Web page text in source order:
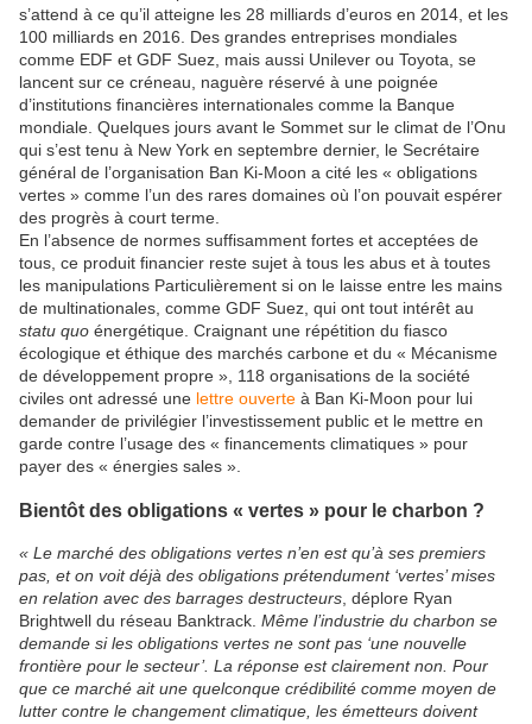
s’attend à ce qu’il atteigne les 28 milliards d’euros en 2014, et les
100 milliards en 2016. Des grandes entreprises mondiales
comme EDF et GDF Suez, mais aussi Unilever ou Toyota, se
lancent sur ce créneau, naguère réservé à une poignée
d’institutions financières internationales comme la Banque
mondiale. Quelques jours avant le Sommet sur le climat de l’Onu
qui s’est tenu à New York en septembre dernier, le Secrétaire
général de l’organisation Ban Ki-Moon a cité les « obligations
vertes » comme l’un des rares domaines où l’on pouvait espérer
des progrès à court terme.
En l’absence de normes suffisamment fortes et acceptées de
tous, ce produit financier reste sujet à tous les abus et à toutes
les manipulations Particulièrement si on le laisse entre les mains
de multinationales, comme GDF Suez, qui ont tout intérêt au
statu quo énergétique. Craignant une répétition du fiasco
écologique et éthique des marchés carbone et du « Mécanisme
de développement propre », 118 organisations de la société
civiles ont adressé une lettre ouverte à Ban Ki-Moon pour lui
demander de privilégier l’investissement public et le mettre en
garde contre l’usage des « financements climatiques » pour
payer des « énergies sales ».
Bientôt des obligations « vertes » pour le charbon ?
« Le marché des obligations vertes n’en est qu’à ses premiers
pas, et on voit déjà des obligations prétendument ‘vertes’ mises
en relation avec des barrages destructeurs, déplore Ryan
Brightwell du réseau Banktrack. Même l’industrie du charbon se
demande si les obligations vertes ne sont pas ‘une nouvelle
frontière pour le secteur’. La réponse est clairement non. Pour
que ce marché ait une quelconque crédibilité comme moyen de
lutter contre le changement climatique, les émetteurs doivent